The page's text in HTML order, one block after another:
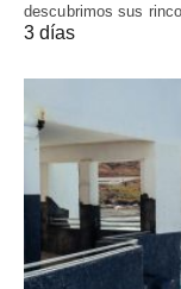
descubrimos sus
3 días